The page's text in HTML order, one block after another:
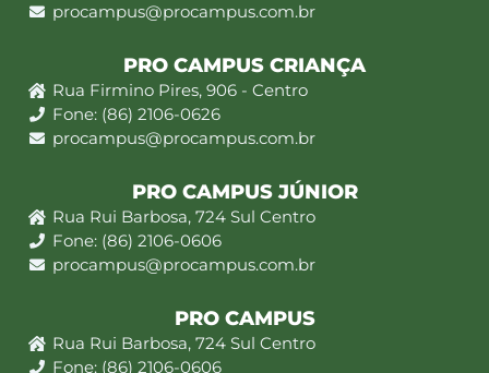
procampus@procampus.com.br
PRO CAMPUS CRIANÇA
Rua Firmino Pires, 906 - Centro
Fone: (86) 2106-0626
procampus@procampus.com.br
PRO CAMPUS JÚNIOR
Rua Rui Barbosa, 724 Sul Centro
Fone: (86) 2106-0606
procampus@procampus.com.br
PRO CAMPUS
Rua Rui Barbosa, 724 Sul Centro
Fone: (86) 2106-0606